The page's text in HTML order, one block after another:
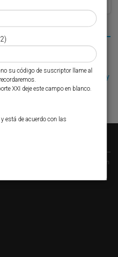
oferta ro-pax
entre los puertos de Bilbao y
plataformas en su red
Abroñigal
del transporte y la logística en
Comunicación Empresarial.
su código de suscriptor llame al
XXI deje este campo en blanco.
está de acuerdo con las